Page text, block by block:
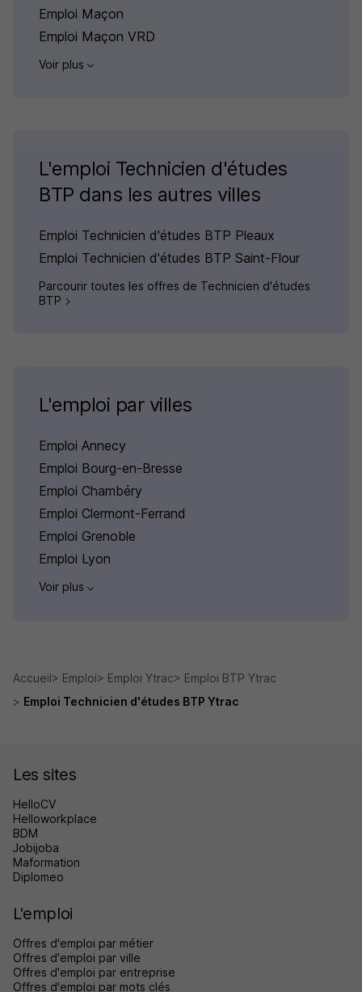
Emploi Maçon
Emploi Maçon VRD
Voir plus
L'emploi Technicien d'études
BTP dans les autres villes
Emploi Technicien d'études BTP Pleaux
Emploi Technicien d'études BTP Saint-Flour
Parcourir toutes les offres de Technicien d'études
BTP
L'emploi par villes
Emploi Annecy
Emploi Bourg-en-Bresse
Emploi Chambéry
Emploi Clermont-Ferrand
Emploi Grenoble
Emploi Lyon
Voir plus
Accueil Emploi Emploi Ytrac
Emploi BTP Ytrac
Emploi Technicien d'études BTP Ytrac
Les sites
HelloCV
Helloworkplace
BDM
Jobijoba
Maformation
Diplomeo
L'emploi
Offres d'emploi par métier
Offres d'emploi par ville
Offres d'emploi par entreprise
Offres d'emploi par mots clés